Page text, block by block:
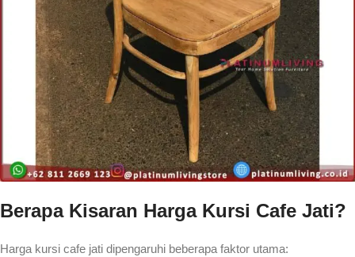
Berapa Kisaran Harga Kursi Cafe Jati?
Harga kursi cafe jati dipengaruhi beberapa faktor utama: